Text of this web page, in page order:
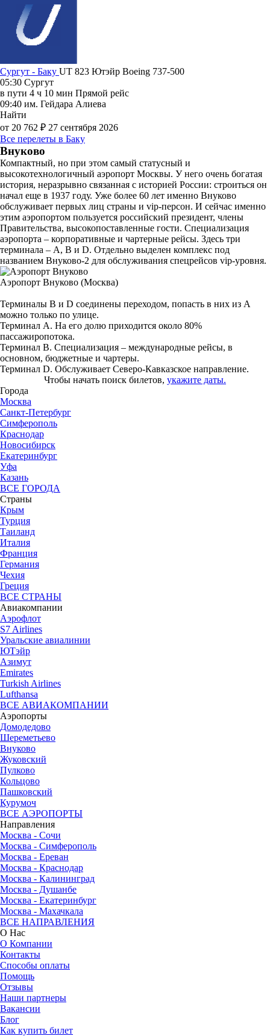
Сургут - Баку UT 823 Ютэйр Boeing 737-500
05:30 Сургут
в пути 4 ч 10 мин Прямой рейс
09:40 им. Гейдара Алиева
Найти
от 20 762 ₽ 27 сентября 2026
Все перелеты в Баку
Внуково
Компактный, но при этом самый статусный и
высокотехнологичный аэропорт Москвы. У него очень богатая
история, неразрывно связанная с историей России: строиться он
начал еще в 1937 году. Уже более 60 лет именно Внуково
обслуживает первых лиц страны и vip-персон. И сейчас именно
этим аэропортом пользуется российский президент, члены
Правительства, высокопоставленные гости. Специализация
аэропорта – корпоративные и чартерные рейсы. Здесь три
терминала – А, В и D. Отдельно выделен комплекс под
названием Внуково-2 для обслуживания спецрейсов vip-уровня.
Аэропорт Внуково (Москва)
Терминалы B и D соединены переходом, попасть в них из А
можно только по улице.
Терминал А. На его долю приходится около 80%
пассажиропотока.
Терминал В. Специализация – международные рейсы, в
основном, бюджетные и чартеры.
Терминал D. Обслуживает Северо-Кавказское направление.
Чтобы начать поиск билетов, укажите даты.
Города
Москва
Санкт-Петербург
Симферополь
Краснодар
Новосибирск
Екатеринбург
Уфа
Казань
ВСЕ ГОРОДА
Страны
Крым
Турция
Таиланд
Италия
Франция
Германия
Чехия
Греция
ВСЕ СТРАНЫ
Авиакомпании
Аэрофлот
S7 Airlines
Уральские авиалинии
ЮТэйр
Азимут
Emirates
Turkish Airlines
Lufthansa
ВСЕ АВИАКОМПАНИИ
Аэропорты
Домодедово
Шереметьево
Внуково
Жуковский
Пулково
Кольцово
Пашковский
Курумоч
ВСЕ АЭРОПОРТЫ
Направления
Москва - Сочи
Москва - Симферополь
Москва - Ереван
Москва - Краснодар
Москва - Калининград
Москва - Душанбе
Москва - Екатеринбург
Москва - Махачкала
ВСЕ НАПРАВЛЕНИЯ
О Нас
О Компании
Контакты
Способы оплаты
Помощь
Отзывы
Наши партнеры
Вакансии
Блог
Как купить билет